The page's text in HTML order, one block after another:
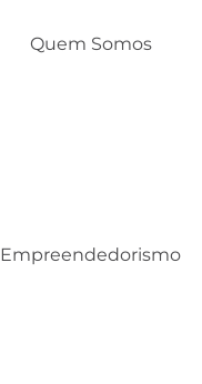
Quem Somos
Empreendedorismo